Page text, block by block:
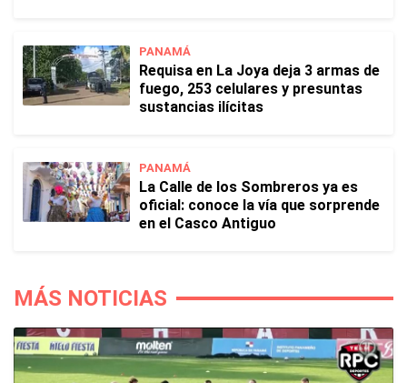
PANAMÁ
Requisa en La Joya deja 3 armas de
fuego, 253 celulares y presuntas
sustancias ilícitas
PANAMÁ
La Calle de los Sombreros ya es
oficial: conoce la vía que sorprende
en el Casco Antiguo
MÁS NOTICIAS